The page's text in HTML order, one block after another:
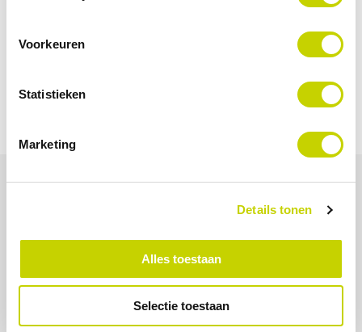
Voorkeuren
Statistieken
Marketing
Details tonen
Alles toestaan
Selectie toestaan
Projectdetails
Geleverde oplossingen